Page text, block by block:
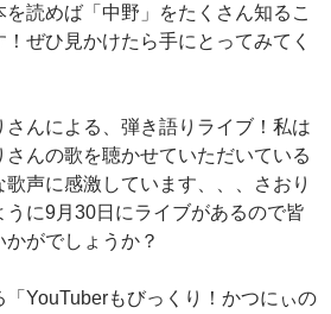
読めば「中野」をたくさん知るこ
ぜひ見かけたら手にとってみてく
んによる、弾き語りライブ！私は
んの歌を聴かせていただいている
声に感激しています、、、さおり
うに9月30日にライブがあるので皆
がでしょうか？
YouTuberもびっくり！かつにぃの